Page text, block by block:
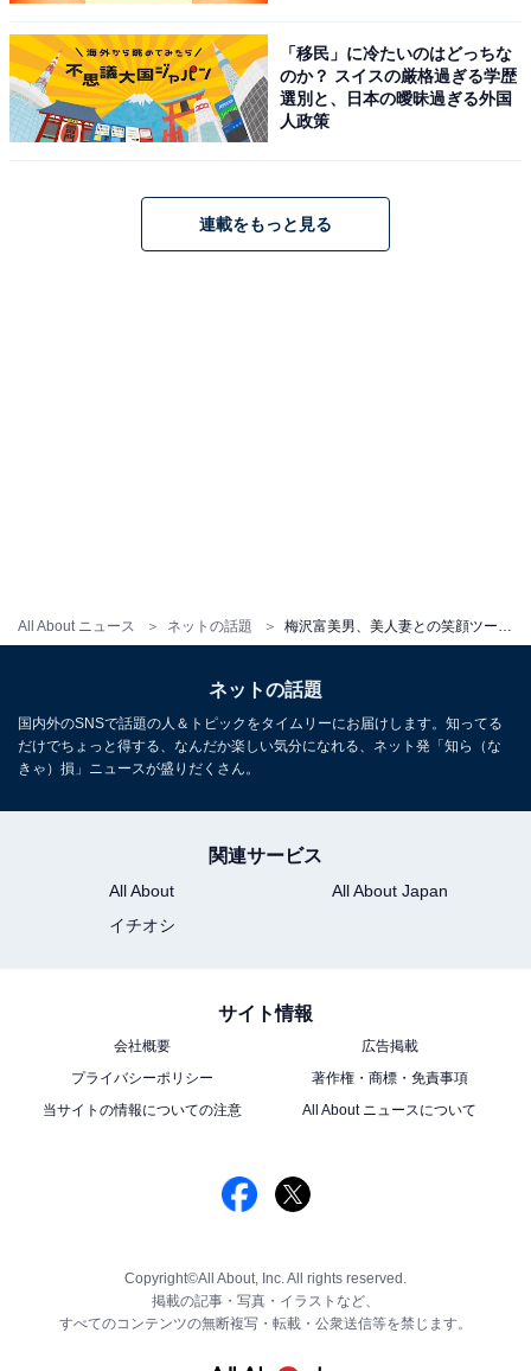
All About ニュース ネットの話題
「移民」に冷たいのはどっちな
のか？ スイスの厳格過ぎる学歴
選別と、日本の曖昧過ぎる外国
人政策
連載をもっと見る
ネットの話題
国内外のSNSで話題の人＆トピックをタイムリーにお届けします。知ってる
だけでちょっと得する、なんだか楽しい気分になれる、ネット発「知ら（な
きゃ）損」ニュースが盛りだくさん。
関連サービス
All About
All About Japan
イチオシ
サイト情報
会社概要
広告掲載
プライバシーポリシー
著作権・商標・免責事項
当サイトの情報についての注意
All About ニュースについて
Copyright©All About, Inc. All rights reserved.
掲載の記事・写真・イラストなど、
すべてのコンテンツの無断複写・転載・公衆送信等を禁じます。